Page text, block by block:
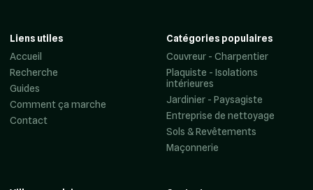
Liens utiles
Accueil
Recherche
Guides
Comment ça marche
Contact
Catégories populaires
Couvreur - Charpentier
Plaquiste - Isolations
intérieures
Jardinier - Paysagiste
Entreprise de nettoyage
Sols & Revêtements
Maçonnerie